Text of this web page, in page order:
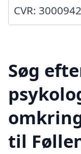
CVR:
Søg
til